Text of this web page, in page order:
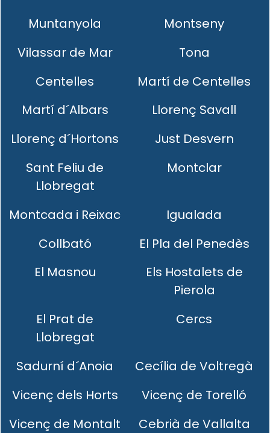
Muntanyola
Montseny
Vilassar de Mar
Tona
Centelles
Martí de Centelles
Martí d´Albars
Llorenç Savall
Llorenç d´Hortons
Just Desvern
Sant Feliu de
Llobregat
Montclar
Montcada i Reixac
Igualada
Collbató
El Pla del Penedès
El Masnou
Els Hostalets de
Pierola
El Prat de
Llobregat
Cercs
Sadurní d´Anoia
Cecília de Voltregà
Vicenç dels Horts
Vicenç de Torelló
Vicenç de Montalt
Cebrià de Vallalta